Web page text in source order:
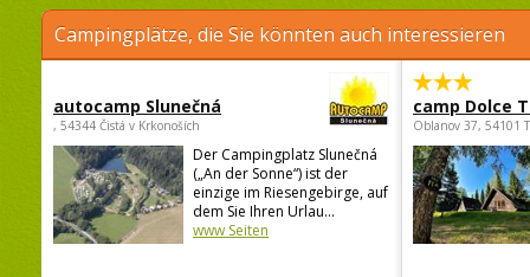
Campingplätze, die Sie könnten auch interessieren
autocamp Slunečná
, 54344 Čistá v Krkonoších
Der Campingplatz Slunečná
(„An der Sonne“) ist der
einzige im Riesengebirge, auf
dem Sie Ihren Urlau...
www Seiten
camp Dolce
Oblanov 37, 54101